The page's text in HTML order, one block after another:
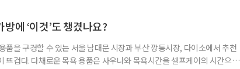
으로 떠나는 여정을 시작한다. 몽골의 대표 여행지, 테를지 국립
에 ‘이것’도 챙겼나요?
품을 구경할 수 있는 서울 남대문 시장과 부산 깡통시장, 다이소에서 추천
뜨겁다. 다채로운 목욕 용품은 사우나와 목욕시간을 셀프케어의 시간으로